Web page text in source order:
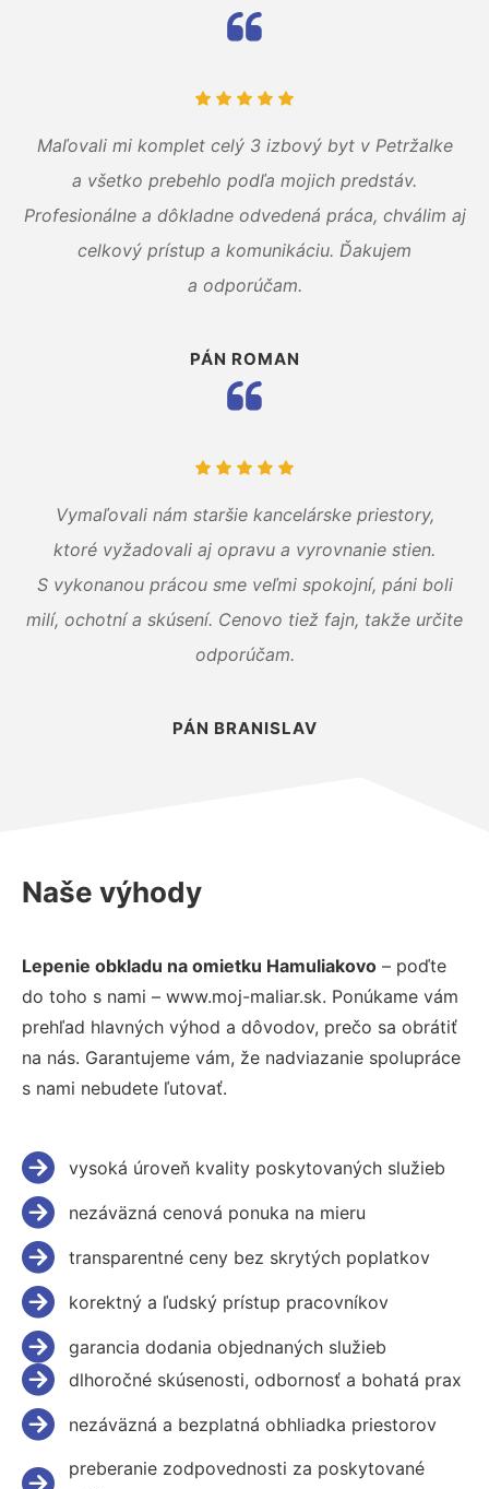
Maľovali mi komplet celý 3 izbový byt v Petržalke
a všetko prebehlo podľa mojich predstáv.
Profesionálne a dôkladne odvedená práca, chválim aj
celkový prístup a komunikáciu. Ďakujem
a odporúčam.
PÁN ROMAN
Vymaľovali nám staršie kancelárske priestory,
ktoré vyžadovali aj opravu a vyrovnanie stien.
S vykonanou prácou sme veľmi spokojní, páni boli
milí, ochotní a skúsení. Cenovo tiež fajn, takže určite
odporúčam.
PÁN BRANISLAV
Naše výhody
Lepenie obkladu na omietku Hamuliakovo – poďte
do toho s nami – www.moj-maliar.sk. Ponúkame vám
prehľad hlavných výhod a dôvodov, prečo sa obrátiť
na nás. Garantujeme vám, že nadviazanie spolupráce
s nami nebudete ľutovať.
vysoká úroveň kvality poskytovaných služieb
nezáväzná cenová ponuka na mieru
transparentné ceny bez skrytých poplatkov
korektný a ľudský prístup pracovníkov
garancia dodania objednaných služieb
dlhoročné skúsenosti, odbornosť a bohatá prax
nezáväzná a bezplatná obhliadka priestorov
preberanie zodpovednosti za poskytované